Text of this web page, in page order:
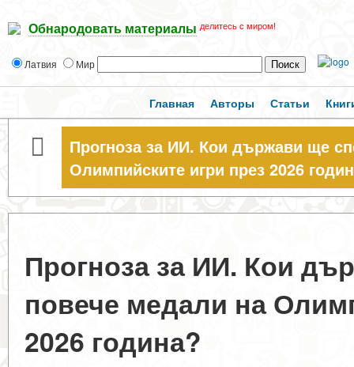
Обнародовать материалы делитесь с миром!
Латвия Мир
Главная Авторы Статьи
Прогноза за ИИ. Кои държави ще
Олимпийските игри през 2026
Прогноза за ИИ. Кои
повече медали на
2026 година?